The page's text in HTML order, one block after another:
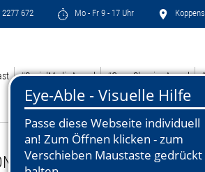
672 Mo - Fr 9 - 17 Uhr
#SocialMediaAward #GreenSleepingAward